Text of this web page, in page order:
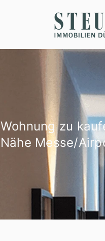
Wohnung zu
Nähe Messe/